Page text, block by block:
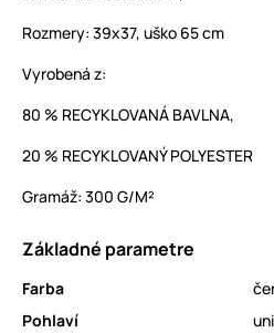
Rozmery: 39x37, uško 65 cm
Vyrobená z:
80 % RECYKLOVANÁ BAVLNA,
20 % RECYKLOVANÝ POLYESTER
Gramáž: 300 G/M²
Základné parametre
Farba
Pohlaví